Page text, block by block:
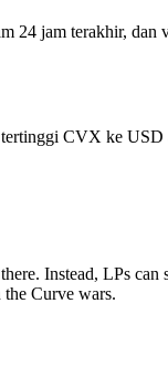
24 jam terakhir,
CVX ke
Instead, LPs
Curve wars.